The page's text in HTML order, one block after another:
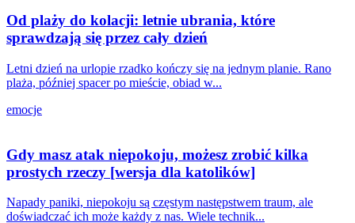
Od plaży do kolacji: letnie ubrania, które
sprawdzają się przez cały dzień
Letni dzień na urlopie rzadko kończy się na jednym planie. Rano
plaża, później spacer po mieście, obiad w...
emocje
Gdy masz atak niepokoju, możesz zrobić kilka
prostych rzeczy [wersja dla katolików]
Napady paniki, niepokoju są częstym następstwem traum, ale
doświadczać ich może każdy z nas. Wiele technik...